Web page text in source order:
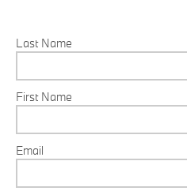
Last Name
First Name
Email